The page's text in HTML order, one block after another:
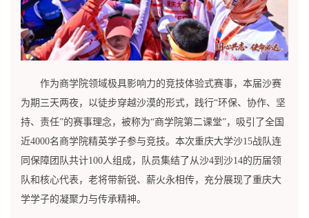
作为商学院领域极具影响力的竞技体验式赛事，本届沙赛
为期三天两夜，以徒步穿越沙漠的形式，践行“环保、协作、坚
持、责任”的赛事理念，被称为“商学院第二课堂”，吸引了全国
近4000名商学院精英学子参与竞技。本次重庆大学沙15战队连
同保障团队共计100人组成，队员集结了从沙4到沙14的历届领
队和核心代表，老将带新锐、薪火永相传，充分展现了重庆大
学学子的凝聚力与传承精神。